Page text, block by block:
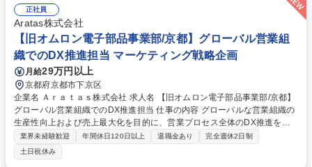
ト・装置/機器等】Microsoft office、AIツール（Copilotなど） 募集職種
【旧オムロン電子部品事業部/京都】シグナルリレー(半導体リレー含む）P
M
正社員
Aratas株式会社
【旧オムロン電子部品事業部/京都】グローバル営業組
織でのDX推進担当 マーケティング戦略企画
月給29万円以上
京都府京都市下京区
企業名 Ａｒａｔａｓ株式会社 求人名 【旧オムロン電子部品事業部/京都】
グローバル営業組織でのDX推進担当 仕事の内容 グローバルな営業組織の
生産性向上および売上最大化を目的に、営業プロセス全体のDX推進を担
っていただきます。 主な業務内容は以下を想定しています。 ■グローバル
営業プロセスの可視化、標準化、課題抽出、改善企画 ■SFA／CRM／MA
等のグローバル統合を見据えた営業支援ツールの導入・運用改善 ■グロー
業界未経験歓迎 年間休日120日以上 退職金あり
完全週休2日制
土日祝休み